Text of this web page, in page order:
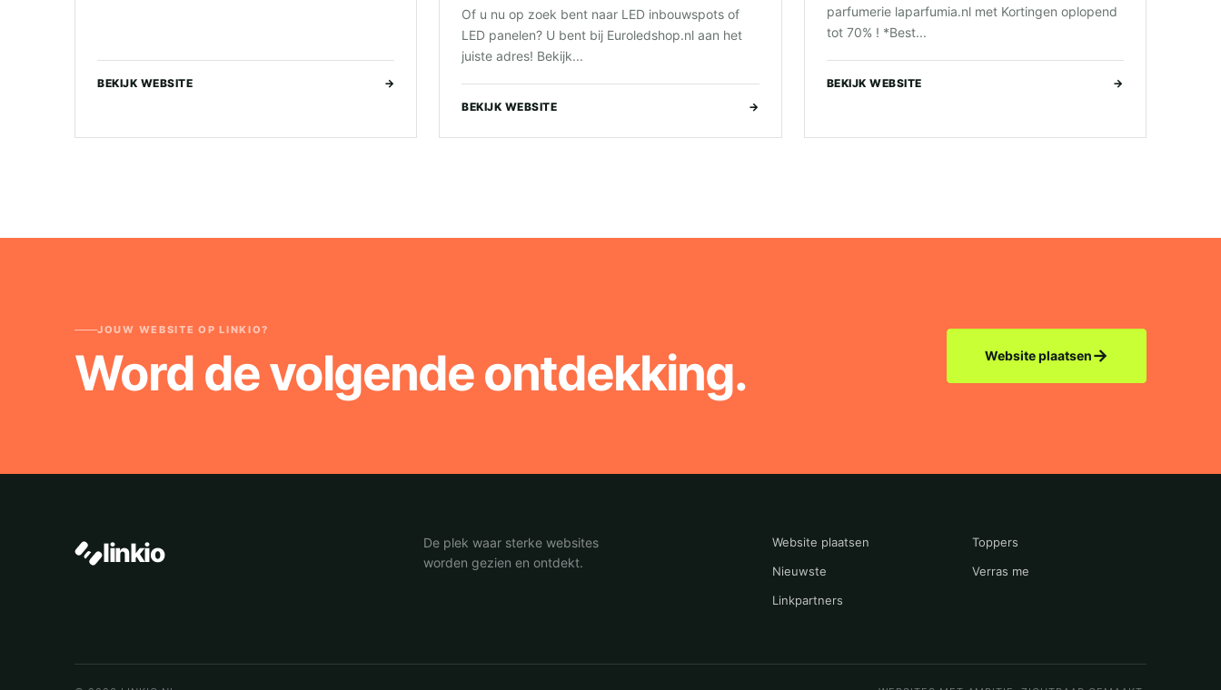
BEKIJK WEBSITE →
Of u nu op zoek bent naar LED inbouwspots of
LED panelen? U bent bij Euroledshop.nl aan het
juiste adres! Bekijk...
BEKIJK WEBSITE →
parfumerie laparfumia.nl met Kortingen oplopend
tot 70% ! *Best...
BEKIJK WEBSITE →
JOUW WEBSITE OP LINKIO?
Word de volgende ontdekking. Website plaatsen→
linkio
De plek waar sterke websites
worden gezien en ontdekt.
Website plaatsen
Toppers
Nieuwste
Verras me
Linkpartners